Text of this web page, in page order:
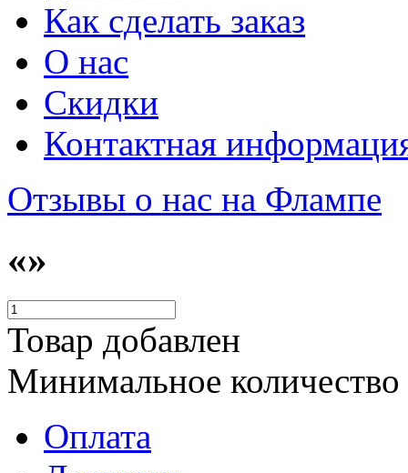
Как сделать заказ
О нас
Скидки
Контактная
Отзывы о нас на Флампе
«»
Товар добавлен
Минимальное
Оплата